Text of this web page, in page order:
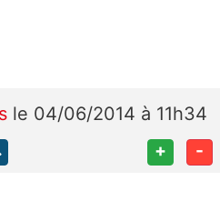
le 04/06/2014 à 11h34
+ -